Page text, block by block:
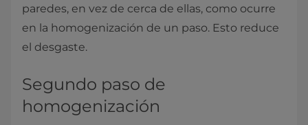
paredes, en vez de cerca de ellas, como ocurre
en la homogenización de un paso. Esto reduce
el desgaste.
Segundo paso de
homogenización